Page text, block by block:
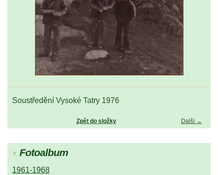
Soustředění Vysoké Tatry 1976
Další →
Zpět do složky
Fotoalbum
1961-1968